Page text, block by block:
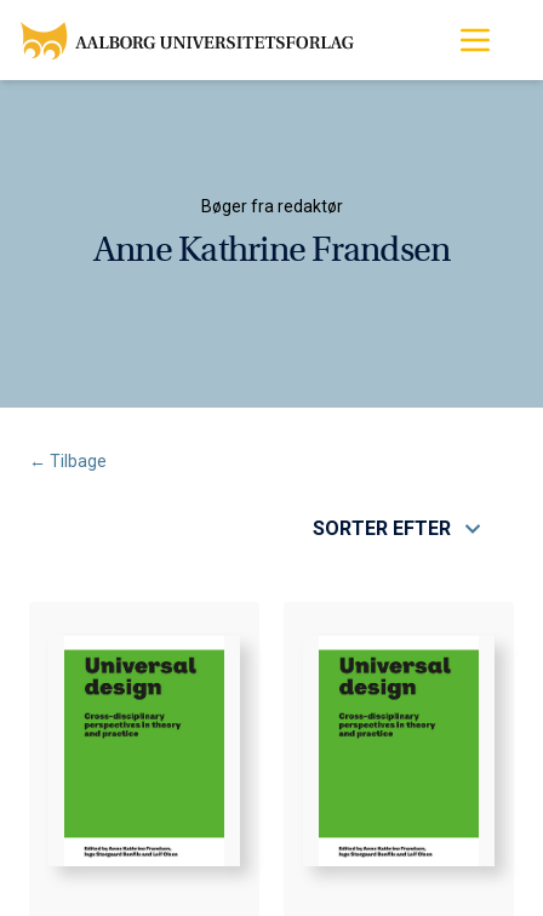
Bøger fra redaktør
Anne Kathrine Frandsen
← Tilbage
SORTER EFTER